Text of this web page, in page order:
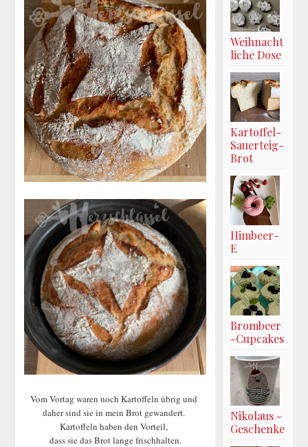
Vom Vortag waren noch Kartoffeln übrig und
daher sind sie in mein Brot gewandert.
Kartoffeln haben den Vorteil,
dass sie das Brot lange frischhalten.
Weihnacht
liche Dose
Kartoffel-
Sauerteig-
Brot
Himbeer-
E
Brombeer
-Cupcakes
Nikolaus -
Geschenke